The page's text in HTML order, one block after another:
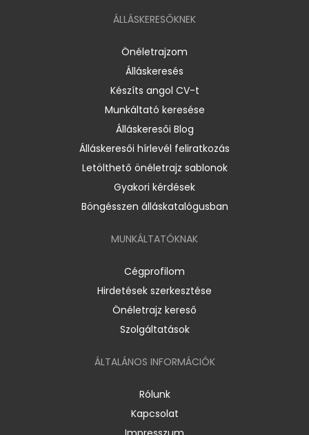
ÁLLÁSKERESŐKNEK
Önéletrajzom
Álláskeresés
Készíts angol CV-t
Munkáltató keresése
Álláskeresői Blog
Álláskeresői hírlevél feliratkozás
Letölthető önéletrajz sablonok
Gyakori kérdések
Böngésszen álláskatalógusban
MUNKÁLTATÓKNAK
Cégprofilom
Hirdetések szerkesztése
Önéletrajz kereső
Szolgáltatások
ÁLTALÁNOS INFORMÁCIÓK
Rólunk
Kapcsolat